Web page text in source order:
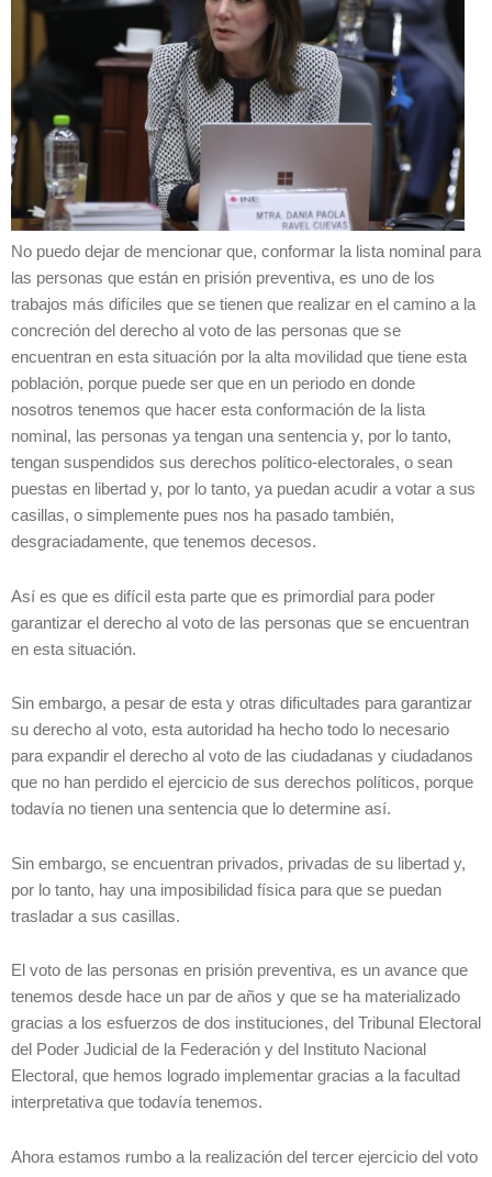
No puedo dejar de mencionar que, conformar la lista nominal para
las personas que están en prisión preventiva, es uno de los
trabajos más difíciles que se tienen que realizar en el camino a la
concreción del derecho al voto de las personas que se
encuentran en esta situación por la alta movilidad que tiene esta
población, porque puede ser que en un periodo en donde
nosotros tenemos que hacer esta conformación de la lista
nominal, las personas ya tengan una sentencia y, por lo tanto,
tengan suspendidos sus derechos político-electorales, o sean
puestas en libertad y, por lo tanto, ya puedan acudir a votar a sus
casillas, o simplemente pues nos ha pasado también,
desgraciadamente, que tenemos decesos.
Así es que es difícil esta parte que es primordial para poder
garantizar el derecho al voto de las personas que se encuentran
en esta situación.
Sin embargo, a pesar de esta y otras dificultades para garantizar
su derecho al voto, esta autoridad ha hecho todo lo necesario
para expandir el derecho al voto de las ciudadanas y ciudadanos
que no han perdido el ejercicio de sus derechos políticos, porque
todavía no tienen una sentencia que lo determine así.
Sin embargo, se encuentran privados, privadas de su libertad y,
por lo tanto, hay una imposibilidad física para que se puedan
trasladar a sus casillas.
El voto de las personas en prisión preventiva, es un avance que
tenemos desde hace un par de años y que se ha materializado
gracias a los esfuerzos de dos instituciones, del Tribunal Electoral
del Poder Judicial de la Federación y del Instituto Nacional
Electoral, que hemos logrado implementar gracias a la facultad
interpretativa que todavía tenemos.
Ahora estamos rumbo a la realización del tercer ejercicio del voto